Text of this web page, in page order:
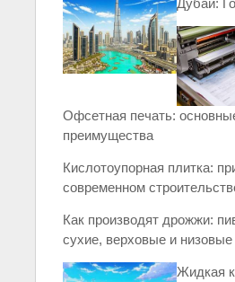
Дубай:
Офсетная печать:
преимущества
Кислотоупорная плитка:
современном
Как производят дрожжи:
сухие, верховые и низовые
Жидкая